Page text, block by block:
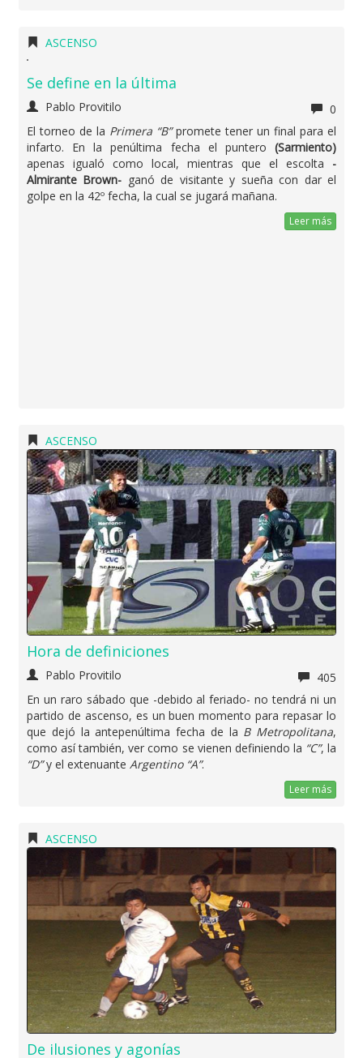
ASCENSO
Se define en la última
Pablo Provitilo
0
El torneo de la Primera “B”promete tener un final para el
infarto. En la penúltima fecha el puntero (Sarmiento)
apenas igualó como local, mientras que el escolta -
Almirante Brown- ganó de visitante y sueña con dar el
golpe en la 42º fecha, la cual se jugará mañana.
Leer más
ASCENSO
Hora de definiciones
Pablo Provitilo
405
En un raro sábado que -debido al feriado- no tendrá ni un
partido de ascenso, es un buen momento para repasar lo
que dejó la antepenúltima fecha de la B Metropolitana,
como así también, ver como se vienen definiendo la “C”, la
“D”y el extenuante Argentino “A”.
Leer más
ASCENSO
De ilusiones y agonías